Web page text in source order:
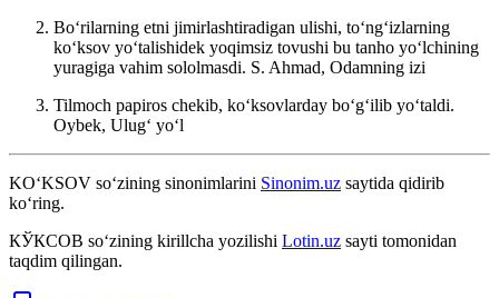
Boʻrilarning etni jimirlashtiradigan ulishi, toʻngʻizlarning
koʻksov yoʻtalishidek yoqimsiz tovushi bu tanho yoʻlchining
yuragiga vahim sololmasdi. S. Ahmad, Odamning izi
Tilmoch papiros chekib, koʻksovlarday boʻgʻilib yoʻtaldi.
Oybek, Ulugʻ yoʻl
KO‘KSOV so‘zining sinonimlarini Sinonim.uz saytida qidirib
ko‘ring.
КЎКСОВ so‘zining kirillcha yozilishi Lotin.uz sayti tomonidan
taqdim qilingan.